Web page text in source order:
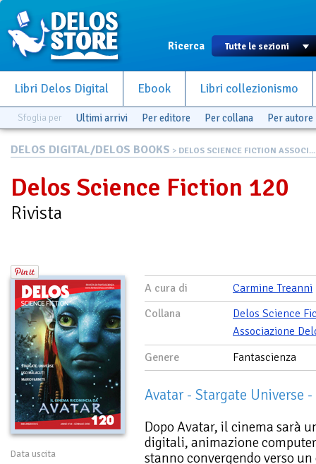
Ricerca
Libri Delos Digital Ebook Libri collezionismo
Sfoglia per Ultimi arrivi Per editore Per collana Per autore
DELOS DIGITAL/DELOS BOOKS > DELOS SCIENCE FICTION ASSOCI...
Delos Science Fiction 120
Rivista
Data uscita
A cura di
Carmine Treanni
Collana
Delos Science
Associazione
Genere
Fantascienza
Avatar - Stargate Universe
Dopo Avatar, il cinema sarà
digitali, animazione
stanno convergendo verso